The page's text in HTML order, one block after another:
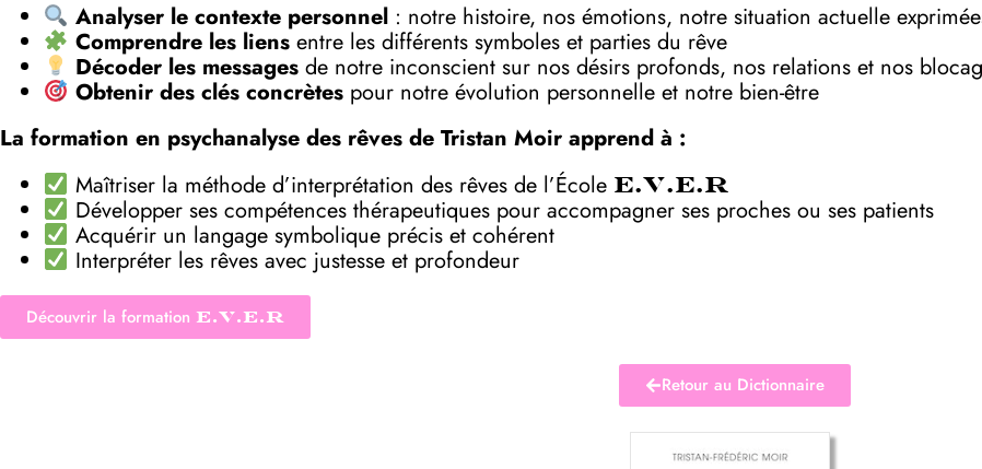
Analyser le contexte personnel: notre histoire, nos émotions, notre situation actuelle
Comprendre les liensentre les différents symboles et parties du rêve
Décoder les messagesde notre inconscient sur nos désirs profonds, nos relations et nos
Obtenir des clés concrètespour notre évolution personnelle et notre bien-être
La formation en psychanalyse des rêves de Tristan Moir apprend à :
Maîtriser la méthode d’interprétation des rêves de l’École E.V.E.R
Développer ses compétences thérapeutiques pour accompagner ses proches ou ses patients
Acquérir un langage symbolique précis et cohérent
Interpréter les rêves avec justesse et profondeur
Découvrir la formation E.V.E.R
Retour au Dictionnaire